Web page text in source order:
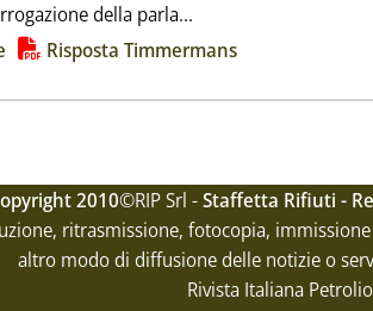
della parla...
alla notizia
Risposta Timmermans
2010©RIP Srl -Staffetta Rifiuti -
ritrasmissione, fotocopia,
altro modo di diffusione delle notizie o
Rivista Italiana